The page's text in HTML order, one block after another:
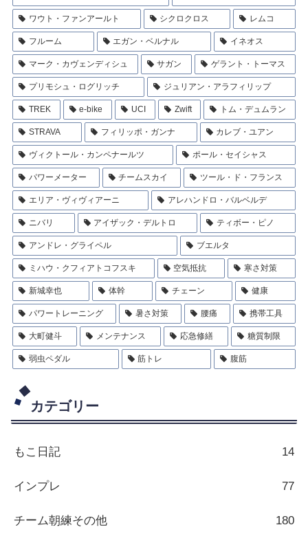
ワウト・ファンアールト シクロクロス レムコ
フルーム エガン・ベルナル イネオス
マーク・カヴェンディシュ サガン ゲラント・トーマス
プリモシュ・ログリッチ ジュリアン・アラフィリップ
TREK e-bike UCI Zwift トム・デュムラン
STRAVA フィリッポ・ガンナ カレブ・ユアン
ヴィクトール・カンペナールツ ポール・セイシャス
パワーメーター チームスカイ ツール・ド・フランス
エリア・ヴィヴィアーニ アレハンドロ・バルベルデ
ニバリ アイザック・デルトロ ティボー・ピノ
アンドレ・グライペル ブエルタ
ミハウ・クフィアトコフスキ 空気抵抗 寒さ対策
新城幸也 体幹 チェーン 健康
パワートレーニング 暑さ対策 腰痛 携帯工具
大町健斗 メンテナンス 応急修繕 糖質制限
弱虫ペダル 筋トレ 腹筋
カテゴリー
もこ日記 14
インプレ 77
チーム朝練その他 180